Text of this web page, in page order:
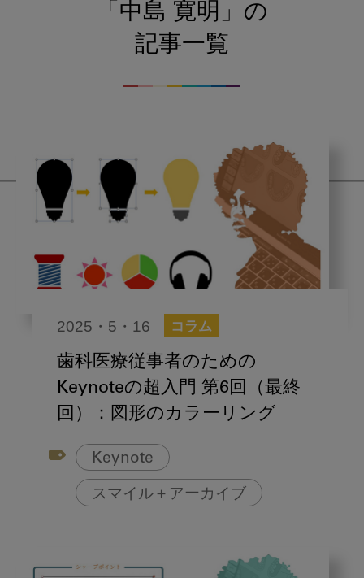
「中島 寛明」の
記事一覧
2025・5・16 コラム
歯科医療従事者のための
Keynoteの超入門 第6回（最終
回）：図形のカラーリング
Keynote
スマイル＋アーカイブ